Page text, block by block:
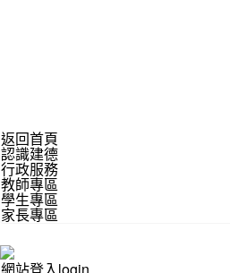
返回首頁
認識建德
行政服務
教師專區
學生專區
家長專區